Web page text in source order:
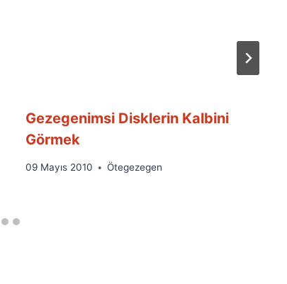
Gezegenimsi Disklerin Kalbini
Görmek
By
09 Mayıs 2010 Ötegezegen